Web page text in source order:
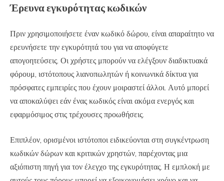
Έρευνα εγκυρότητας κωδικών
Πριν χρησιμοποιήσετε έναν κωδικό δώρου, είναι απαραίτητο να
ερευνήσετε την εγκυρότητά του για να αποφύγετε
απογοητεύσεις. Οι χρήστες μπορούν να ελέγξουν διαδικτυακά
φόρουμ, ιστότοπους λιανοπωλητών ή κοινωνικά δίκτυα για
πρόσφατες εμπειρίες που έχουν μοιραστεί άλλοι. Αυτό μπορεί
να αποκαλύψει εάν ένας κωδικός είναι ακόμα ενεργός και
εφαρμόσιμος στις τρέχουσες προωθήσεις.
Επιπλέον, ορισμένοι ιστότοποι ειδικεύονται στη συγκέντρωση
κωδικών δώρων και κριτικών χρηστών, παρέχοντας μια
αξιόπιστη πηγή για τον έλεγχο της εγκυρότητας. Η εμπλοκή με